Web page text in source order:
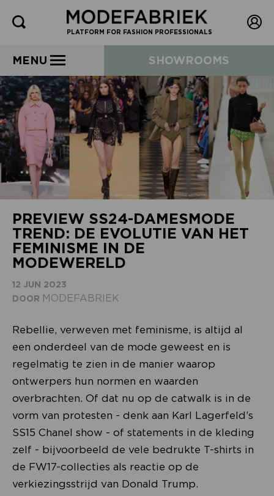
PLATFORM FOR FASHION PROFESSIONALS
MENU SHOWROOMS
PREVIEW SS24-DAMESMODE
TREND: DE EVOLUTIE VAN HET
FEMINISME IN DE
MODEWERELD
12 JUN 2023
DOOR MODEFABRIEK
Rebellie, verweven met feminisme, is altijd al
een onderdeel van de mode geweest en is
regelmatig te zien in de manier waarop
ontwerpers hun normen en waarden
overbrachten. Of dat nu op de catwalk is in de
vorm van protesten - denk aan Karl Lagerfeld’s
SS15 Chanel show - of statements in de kleding
zelf - bijvoorbeeld de vele bedrukte T-shirts in
de FW17-collecties als reactie op de
verkiezingsstrijd van Donald Trump.